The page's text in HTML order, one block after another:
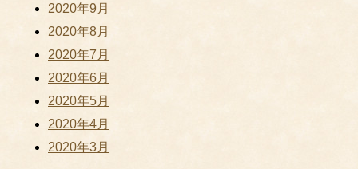
2020年9月
2020年8月
2020年7月
2020年6月
2020年5月
2020年4月
2020年3月